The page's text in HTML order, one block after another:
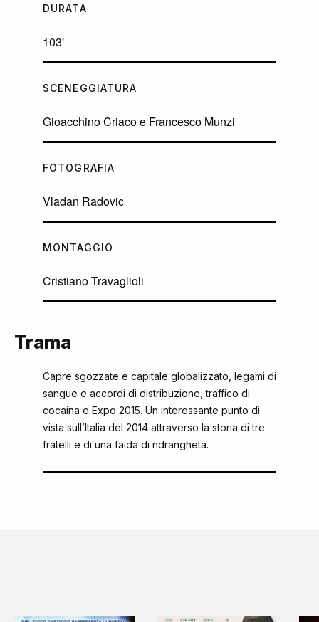
DURATA
103'
SCENEGGIATURA
Gioacchino Criaco e Francesco Munzi
FOTOGRAFIA
Vladan Radovic
MONTAGGIO
Cristiano Travaglioli
Trama
Capre sgozzate e capitale globalizzato, legami di
sangue e accordi di distribuzione, traffico di
cocaina e Expo 2015. Un interessante punto di
vista sull’Italia del 2014 attraverso la storia di tre
fratelli e di una faida di ndrangheta.